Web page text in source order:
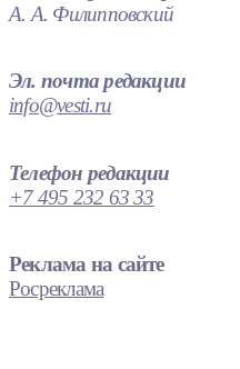
А. А. Филипповский
Эл. почта редакции
info@vesti.ru
Телефон редакции
+7 495 232 63 33
Реклама на сайте
Росреклама